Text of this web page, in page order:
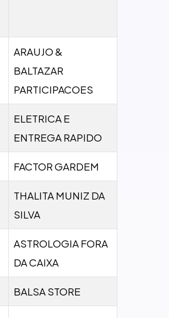
ARAUJO &
BALTAZAR
PARTICIPACOES
ELETRICA E
ENTREGA RAPIDO
FACTOR GARDEM
THALITA MUNIZ DA
SILVA
ASTROLOGIA FORA
DA CAIXA
BALSA STORE